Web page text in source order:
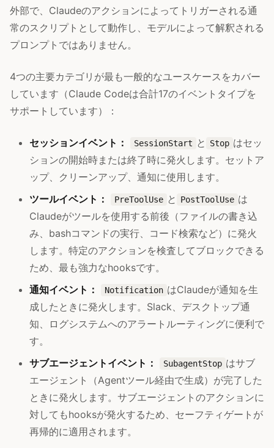
外部で、Claudeのアクションによってトリガーされる通
常のスクリプトとして動作し、モデルによって解釈される
プロンプトではありません。
4つの主要カテゴリが最も一般的なユースケースをカバー
しています（Claude Codeは合計17のイベントタイプを
サポートしています）：
セッションイベント： SessionStart と Stop はセッ
ションの開始時または終了時に発火します。セットア
ップ、クリーンアップ、通知に使用します。
ツールイベント：
PreToolUse と PostToolUse は
Claudeがツールを使用する前後（ファイルの書き込
み、bashコマンドの実行、コード検索など）に発火
します。特定のアクションを検査してブロックできる
ため、最も強力なhooksです。
通知イベント：
Notification はClaudeが通知を生
成したときに発火します。Slack、デスクトップ通
知、ログシステムへのアラートルーティングに便利で
す。
サブエージェントイベント：
SubagentStop はサブ
エージェント（Agentツール経由で生成）が完了した
ときに発火します。サブエージェントのアクションに
対してもhooksが発火するため、セーフティゲートが
再帰的に適用されます。